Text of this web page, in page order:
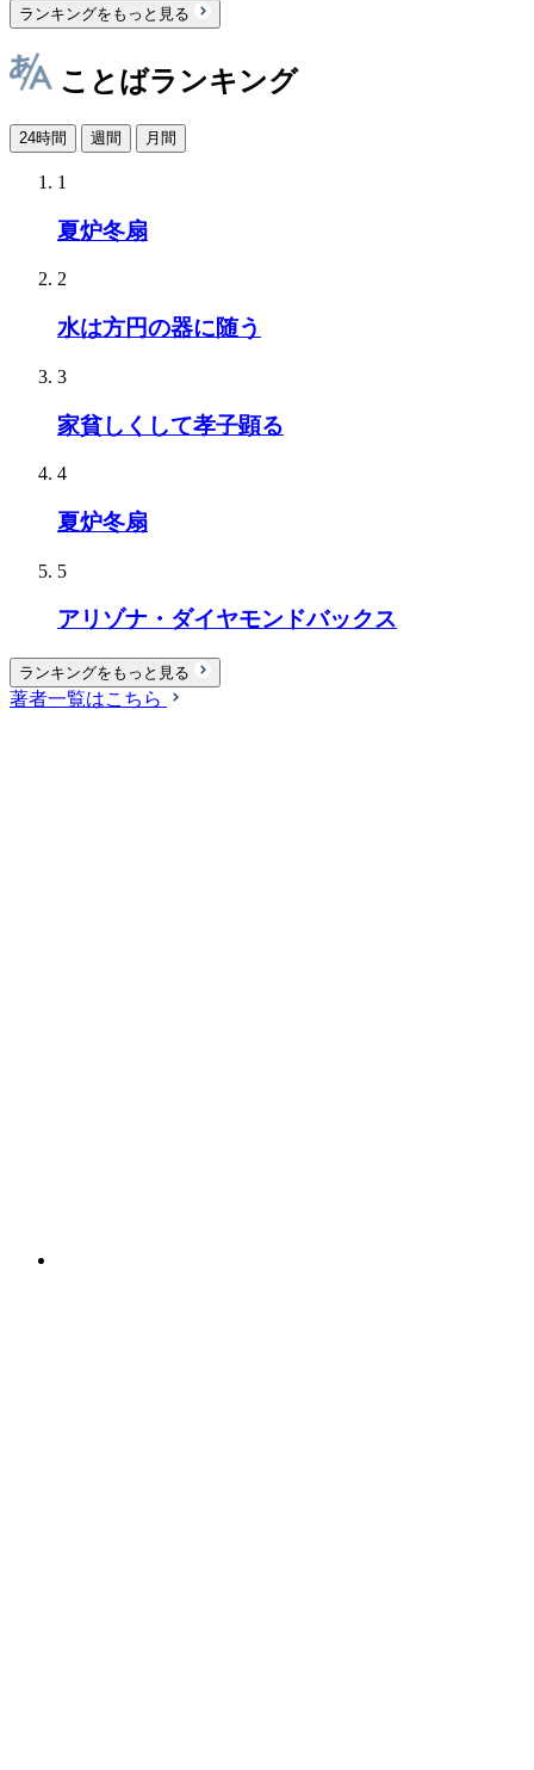
ランキングをもっと見る
ことばランキング
24時間 週間 月間
1
夏炉冬扇
2
水は方円の器に随う
3
家貧しくして孝子顕る
4
夏炉冬扇
5
アリゾナ・ダイヤモンドバックス
ランキングをもっと見る
著者一覧はこちら